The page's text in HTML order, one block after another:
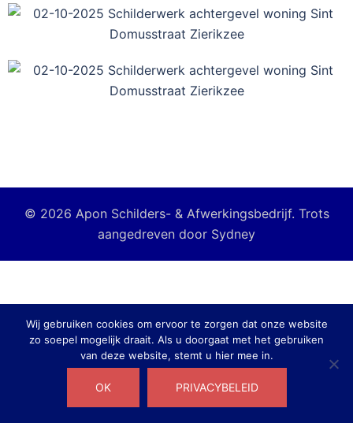
© 2026 Apon Schilders- & Afwerkingsbedrijf. Trots
aangedreven door Sydney
Wij gebruiken cookies om ervoor te zorgen dat onze website
zo soepel mogelijk draait. Als u doorgaat met het gebruiken
van deze website, stemt u hier mee in.
OK PRIVACYBELEID